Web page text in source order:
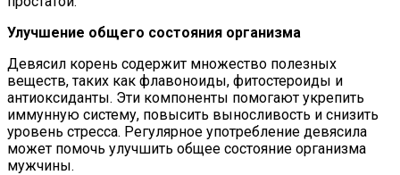
Улучшение общего состояния организма
Девясил корень содержит множество полезных
веществ, таких как флавоноиды, фитостероиды и
антиоксиданты. Эти компоненты помогают укрепить
иммунную систему, повысить выносливость и снизить
уровень стресса. Регулярное употребление девясила
может помочь улучшить общее состояние организма
мужчины.